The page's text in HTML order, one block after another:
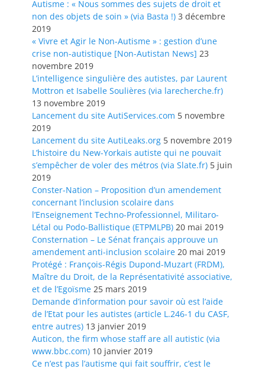
Autisme : « Nous sommes des sujets de droit et
non des objets de soin » (via Basta !) 3 décembre
2019
« Vivre et Agir le Non-Autisme » : gestion d’une
crise non-autistique [Non-Autistan News] 23
novembre 2019
L’intelligence singulière des autistes, par Laurent
Mottron et Isabelle Soulières (via larecherche.fr)
13 novembre 2019
Lancement du site AutiServices.com 5 novembre
2019
Lancement du site AutiLeaks.org 5 novembre 2019
L’histoire du New-Yorkais autiste qui ne pouvait
s’empêcher de voler des métros (via Slate.fr) 5 juin
2019
Conster-Nation – Proposition d’un amendement
concernant l’inclusion scolaire dans
l’Enseignement Techno-Professionnel, Militaro-
Létal ou Podo-Ballistique (ETPMLPB) 20 mai 2019
Consternation – Le Sénat français approuve un
amendement anti-inclusion scolaire 20 mai 2019
Protégé : François-Régis Dupond-Muzart (FRDM),
Maître du Droit, de la Représentativité associative,
et de l’Egoïsme 25 mars 2019
Demande d’information pour savoir où est l’aide
de l’Etat pour les autistes (article L.246-1 du CASF,
entre autres) 13 janvier 2019
Auticon, the firm whose staff are all autistic (via
www.bbc.com) 10 janvier 2019
Ce n’est pas l’autisme qui fait souffrir, c’est le